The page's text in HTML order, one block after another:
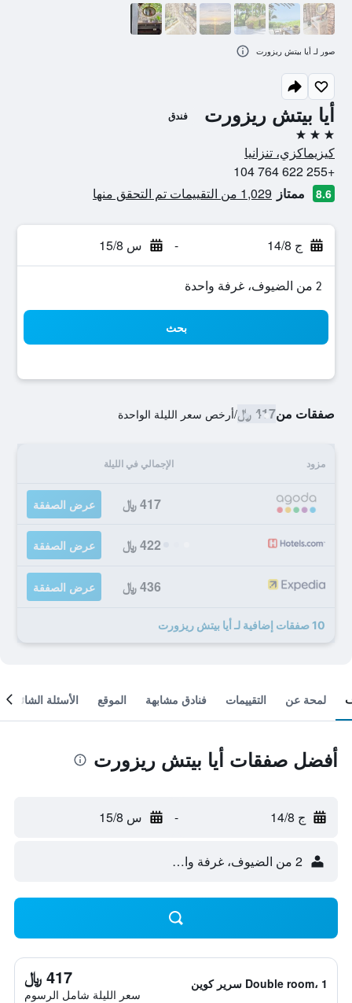
أيا بيتش ريزورت فندق
3 نجوم
كيزيماكزي، تنزانيا
+255 622 764 104
8.6 ممتاز 1,029 من التقييمات تم التحقق منها
ج 14/8 - س 15/8
2 من الضيوف، غرفة واحدة
بحث
صفقات من417 ﷼ /أرخص سعر الليلة الواحدة
مزود الإجمالي في الليلة
417 ﷼ عرض الصفقة
422 ﷼ عرض الصفقة
436 ﷼ عرض الصفقة
10 صفقات إضافية لـ أيا بيتش ريزورت
صور لـ أيا بيتش ريزورت
لمحة عن التقييمات فنادق مشابهة الموقع الأسئلة الشائعة
أفضل صفقات أيا بيتش ريزورت
ج 14/8 - س 15/8
2 من الضيوف، غرفة واحدة
Double room، 1 سرير كوين 417 ﷼
سعر الليلة شامل الرسوم